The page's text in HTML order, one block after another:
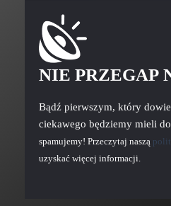
NIE PRZEGAP
Bądź pierwszym, który
ciekawego będziemy mieli
spamujemy! Przeczytaj naszą
uzyskać więcej informacji.